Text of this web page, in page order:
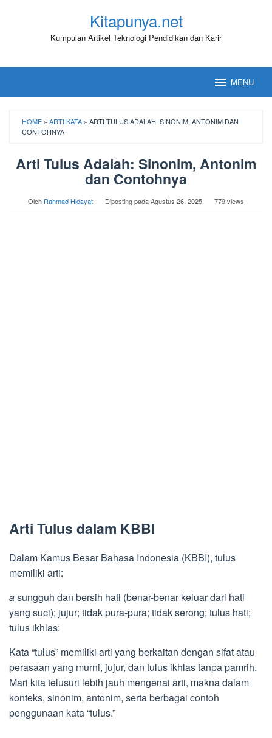
Kitapunya.net
Kumpulan Artikel Teknologi Pendidikan dan Karir
MENU
HOME » ARTI KATA » ARTI TULUS ADALAH: SINONIM, ANTONIM DAN
CONTOHNYA
Arti Tulus Adalah: Sinonim, Antonim
dan Contohnya
Oleh Rahmad Hidayat Diposting padaAgustus 26, 2025 779 views
Arti Tulus dalam KBBI
Dalam Kamus Besar Bahasa Indonesia (KBBI), tulus
memiliki arti:
asungguh dan bersih hati (benar-benar keluar dari hati
yang suci); jujur; tidak pura-pura; tidak serong; tulus hati;
tulus ikhlas:
Kata “tulus” memiliki arti yang berkaitan dengan sifat atau
perasaan yang murni, jujur, dan tulus ikhlas tanpa pamrih.
Mari kita telusuri lebih jauh mengenai arti, makna dalam
konteks, sinonim, antonim, serta berbagai contoh
penggunaan kata “tulus.”